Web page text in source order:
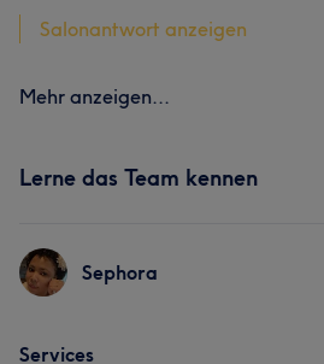
Salonantwort anzeigen
Mehr anzeigen...
Lerne das Team kennen
Sephora
Services